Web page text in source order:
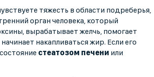
тяжесть в области подреберья,
орган человека, который
вырабатывает желчь, помогает
накапливаться жир. Если его
стеатозом печени или